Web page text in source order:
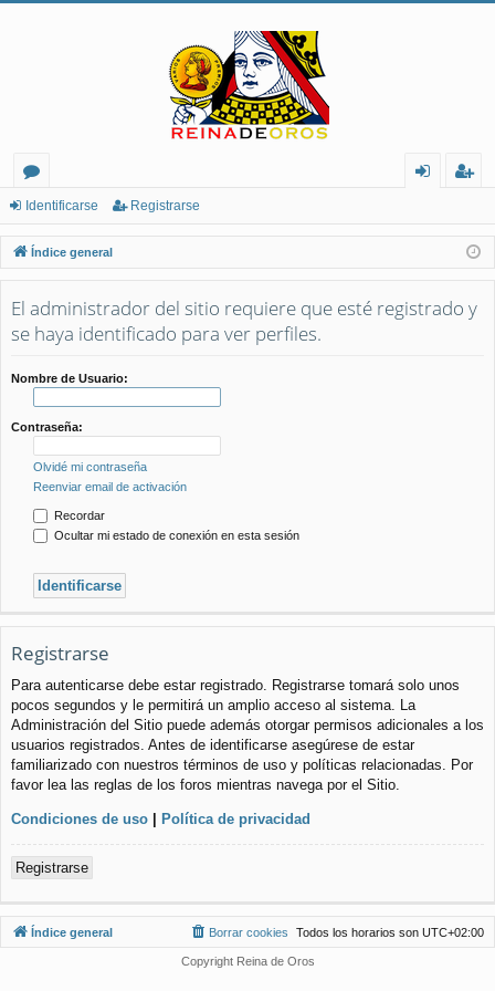
or
os
nt
ifi
ca
ist
ra
rs
Identificarse Registrarse
Índice general
El administrador del sitio requiere que esté registrado y
se haya identificado para ver perfiles.
Nombre de Usuario:
Contraseña:
Olvidé mi contraseña
Reenviar email de activación
Recordar
Ocultar mi estado de conexión en esta sesión
Registrarse
Para autenticarse debe estar registrado. Registrarse tomará solo unos
pocos segundos y le permitirá un amplio acceso al sistema. La
Administración del Sitio puede además otorgar permisos adicionales a los
usuarios registrados. Antes de identificarse asegúrese de estar
familiarizado con nuestros términos de uso y políticas relacionadas. Por
favor lea las reglas de los foros mientras navega por el Sitio.
Condiciones de uso | Política de privacidad
Registrarse
Índice general Todos los horarios son UTC+02:00
Borrar cookies
Copyright Reina de Oros